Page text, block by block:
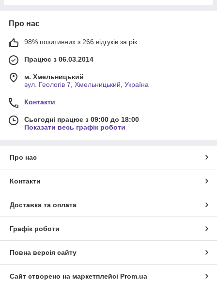
Про нас
98% позитивних з 266 відгуків за рік
Працює з 06.03.2014
м. Хмельницький
вул. Геологів 7, Хмельницький, Україна
Контакти
Сьогодні працює з 09:00 до 18:00
Показати весь графік роботи
Про нас
Контакти
Доставка та оплата
Графік роботи
Повна версія сайту
Сайт створено на маркетплейсі Prom.ua